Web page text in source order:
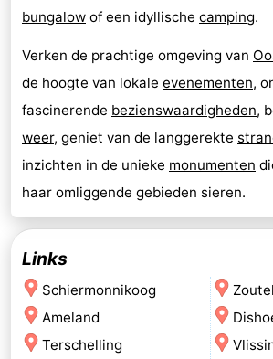
bungalow of een idyllische camping.
Verken de prachtige omgeving van
de hoogte van lokale evenementen,
fascinerende bezienswaardigheden,
weer, geniet van de langgerekte
inzichten in de unieke monumenten
haar omliggende gebieden sieren.
Links
Schiermonnikoog
Ameland
Terschelling